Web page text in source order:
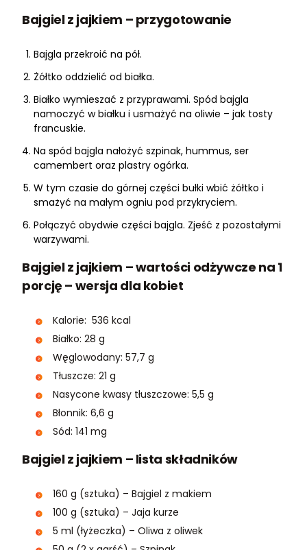
Bajgiel z jajkiem – przygotowanie
Bajgla przekroić na pół.
Żółtko oddzielić od białka.
Białko wymieszać z przyprawami. Spód bajgla
namoczyć w białku i usmażyć na oliwie – jak tosty
francuskie.
Na spód bajgla nałożyć szpinak, hummus, ser
camembert oraz plastry ogórka.
W tym czasie do górnej części bułki wbić żółtko i
smażyć na małym ogniu pod przykryciem.
Połączyć obydwie części bajgla. Zjeść z pozostałymi
warzywami.
Bajgiel z jajkiem – wartości odżywcze na 1
porcję – wersja dla kobiet
Kalorie: 536 kcal
Białko: 28 g
Węglowodany: 57,7 g
Tłuszcze: 21 g
Nasycone kwasy tłuszczowe: 5,5 g
Błonnik: 6,6 g
Sód: 141 mg
Bajgiel z jajkiem – lista składników
160 g (sztuka) – Bajgiel z makiem
100 g (sztuka) – Jaja kurze
5 ml (łyżeczka) – Oliwa z oliwek